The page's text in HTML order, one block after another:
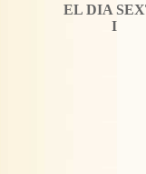
EL DIA
I